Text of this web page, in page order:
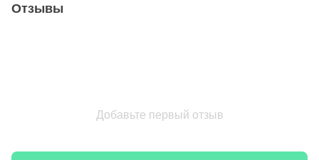
Отзывы
Добавьте первый отзыв